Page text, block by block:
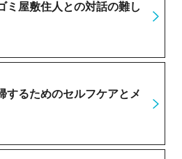
ミ屋敷住人との対話の難し
するためのセルフケアとメ